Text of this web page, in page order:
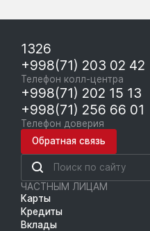
1326
+998(71) 203 02 42
Телефон колл-центра
+998(71) 202 15 13
+998(71) 256 66 01
Телефон доверия
Обратная связь
ЧАСТНЫМ ЛИЦАМ
Карты
Кредиты
Вклады